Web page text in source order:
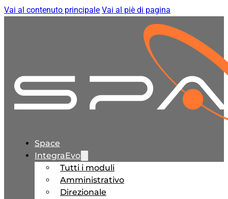
Vai al contenuto principale Vai al piè di pagina
Space
IntegraEvo
Tutti i moduli
Amministrativo
Direzionale